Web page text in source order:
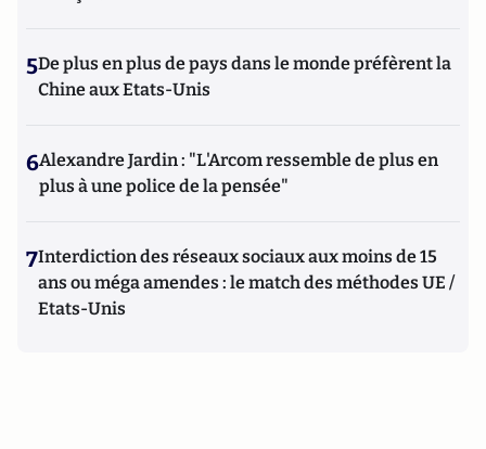
5De plus en plus de pays dans le monde préfèrent la
Chine aux Etats-Unis
6Alexandre Jardin : "L'Arcom ressemble de plus en
plus à une police de la pensée"
7Interdiction des réseaux sociaux aux moins de 15
ans ou méga amendes : le match des méthodes UE /
Etats-Unis